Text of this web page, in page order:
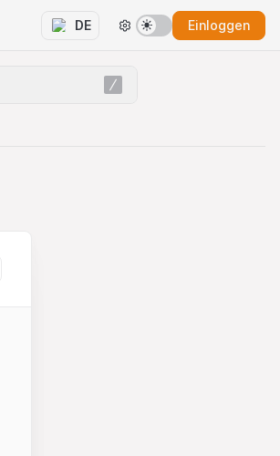
DE Einloggen